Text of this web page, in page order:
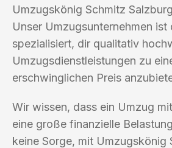
Umzugskönig Schmitz
Unser Umzugsunternehmen ist
spezialisiert, dir qualitativ
Umzugsdienstleistungen zu
erschwinglichen Preis
Wir wissen, dass ein Umzug
eine große finanzielle
keine Sorge, mit Umzugskönig